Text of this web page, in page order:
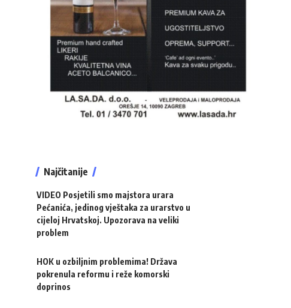
Najčitanije
VIDEO Posjetili smo majstora urara
Pećanića, jedinog vještaka za urarstvo u
cijeloj Hrvatskoj. Upozorava na veliki
problem
HOK u ozbiljnim problemima! Država
pokrenula reformu i reže komorski
doprinos